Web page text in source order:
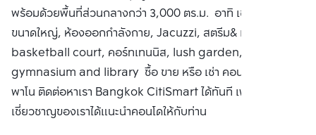
พร้อมด้วยพื้นที่ส่วนกลางกว่า 3,000 ตร.ม. อาทิ เช่น สระว่ายน้ำ
ขนาดใหญ่, ห้องออกกำลังกาย, Jacuzzi, สตรีม& เซาน่า, half
basketball court, คอร์ทเทนนิส, lush garden, BBQ pits,
gymnasium and library ซื้อ ขาย หรือ เช่า คอนโด เดอะ
พาโน ติดต่อหาเรา Bangkok CitiSmart ได้ทันที เพื่อให้ผู้
เชี่ยวชาญของเราได้แนะนำคอนโดให้กับท่าน